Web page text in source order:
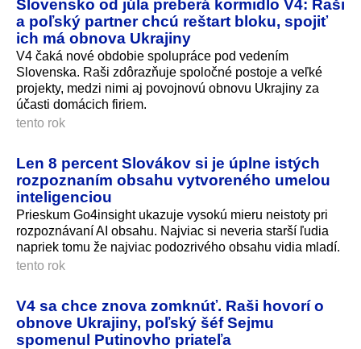
Slovensko od júla preberá kormidlo V4: Raši
a poľský partner chcú reštart bloku, spojiť
ich má obnova Ukrajiny
V4 čaká nové obdobie spolupráce pod vedením
Slovenska. Raši zdôrazňuje spoločné postoje a veľké
projekty, medzi nimi aj povojnovú obnovu Ukrajiny za
účasti domácich firiem.
tento rok
Len 8 percent Slovákov si je úplne istých
rozpoznaním obsahu vytvoreného umelou
inteligenciou
Prieskum Go4insight ukazuje vysokú mieru neistoty pri
rozpoznávaní AI obsahu. Najviac si neveria starší ľudia
napriek tomu že najviac podozrivého obsahu vidia mladí.
tento rok
V4 sa chce znova zomknúť. Raši hovorí o
obnove Ukrajiny, poľský šéf Sejmu
spomenul Putinovho priateľa